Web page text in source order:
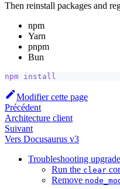
Then reinstall packages and
npm
Yarn
pnpm
Bun
npm install
Modifier cette page
Précédent
Architecture client
Suivant
Vers Docusaurus v3
Troubleshooting
Run the clear
Remove